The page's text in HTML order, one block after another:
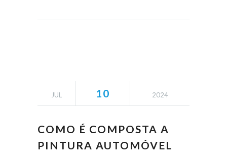
JUL 10 2024
COMO É COMPOSTA A
PINTURA AUTOMÓVEL